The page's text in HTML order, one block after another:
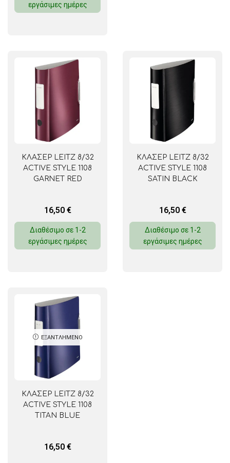
εργάσιμες ημέρες
ΚΛΑΣΕΡ LEITZ 8/32
ACTIVE STYLE 1108
GARNET RED
16,50 €
Διαθέσιμο σε 1-2
εργάσιμες ημέρες
ΚΛΑΣΕΡ LEITZ 8/32
ACTIVE STYLE 1108
SATIN BLACK
16,50 €
Διαθέσιμο σε 1-2
εργάσιμες ημέρες
ΕΞΑΝΤΛΗΜΈΝΟ
ΚΛΑΣΕΡ LEITZ 8/32
ACTIVE STYLE 1108
TITAN BLUE
16,50 €